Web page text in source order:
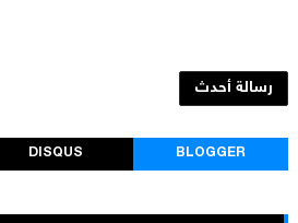
رسالة أحدث
BLOGGER
DISQUS